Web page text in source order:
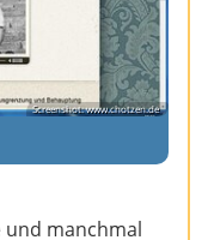
Screenshot: www.chotzen.de
manchmal